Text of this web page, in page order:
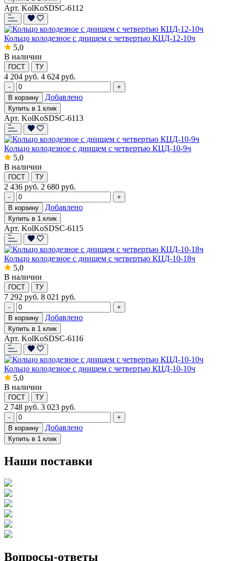
Арт. KolKoSDSC-6112
Кольцо колодезное с днищем с четвертью КЦД-12-10ч
5,0
В наличии
ГОСТ ТУ
4 204 руб. 4 624 руб.
-
+
В корзину
Добавлено
Купить в 1 клик
Арт. KolKoSDSC-6113
Кольцо колодезное с днищем с четвертью КЦД-10-9ч
5,0
В наличии
ГОСТ ТУ
2 436 руб. 2 680 руб.
-
+
В корзину
Добавлено
Купить в 1 клик
Арт. KolKoSDSC-6115
Кольцо колодезное с днищем с четвертью КЦД-10-18ч
5,0
В наличии
ГОСТ ТУ
7 292 руб. 8 021 руб.
-
+
В корзину
Добавлено
Купить в 1 клик
Арт. KolKoSDSC-6116
Кольцо колодезное с днищем с четвертью КЦД-10-10ч
5,0
В наличии
ГОСТ ТУ
2 748 руб. 3 023 руб.
-
+
В корзину
Добавлено
Купить в 1 клик
Наши поставки
Вопросы-ответы